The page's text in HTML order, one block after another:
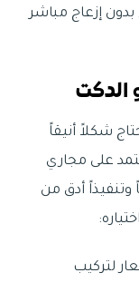
بدون إزعاج مباشر
شكلاً أنيقاً
على مجاري
وتنفيذاً أدق من
لتركيب